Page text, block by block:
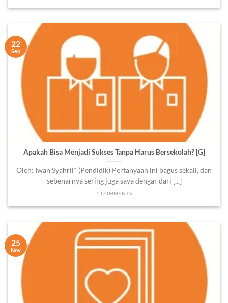
Apakah Bisa Menjadi Sukses Tanpa Harus Bersekolah? [G]
Oleh: Iwan Syahril* (Pendidik) Pertanyaan ini bagus sekali, dan
sebenarnya sering juga saya dengar dari [...]
1 COMMENTS
22
Sep
25
Nov